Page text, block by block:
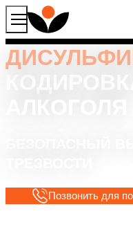
Позвонить для
Продолжая работу с сайтом,
мы используем файлы